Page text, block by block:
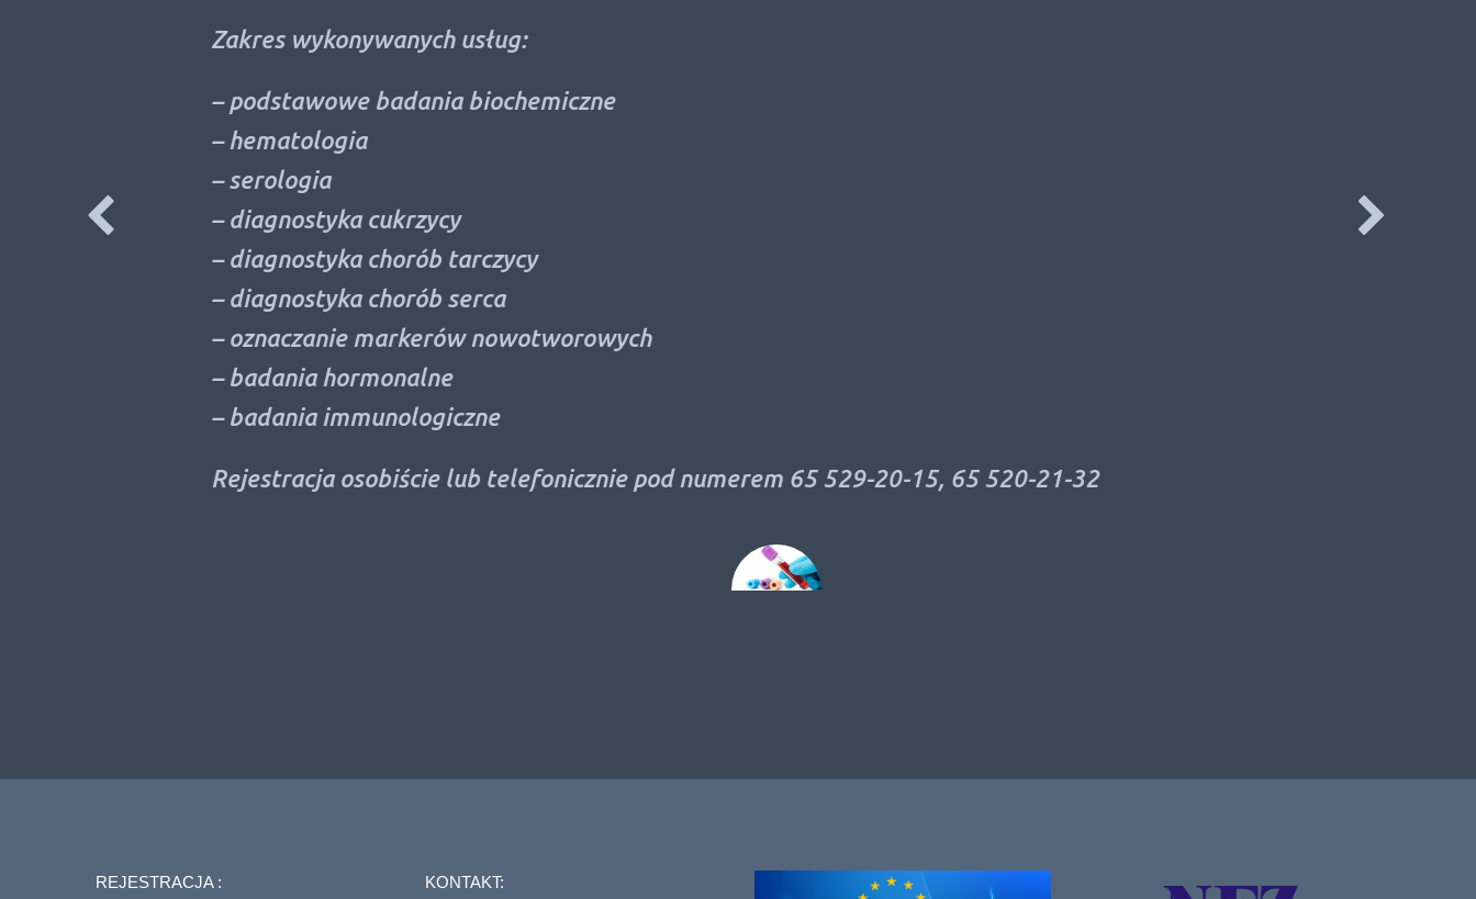
Zakres wykonywanych usług:
– podstawowe badania biochemiczne
– hematologia
– serologia
– diagnostyka cukrzycy
– diagnostyka chorób tarczycy
– diagnostyka chorób serca
– oznaczanie markerów nowotworowych
– badania hormonalne
– badania immunologiczne
Rejestracja osobiście lub telefonicznie pod numerem 65 529-20-15, 65 520-21-32